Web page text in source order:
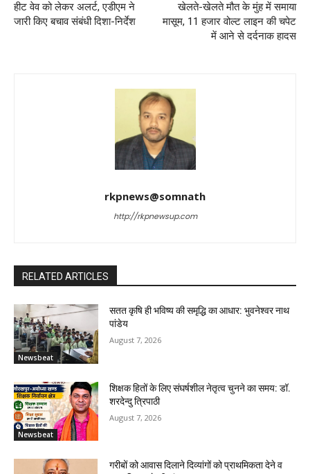
हीट वेव को लेकर अलर्ट, एडीएम ने
जारी किए बचाव संबंधी दिशा-निर्देश
खेलते-खेलते मौत के मुंह में समाया
मासूम, 11 हजार वोल्ट लाइन की चपेट
में आने से दर्दनाक हादस
rkpnews@somnath
http://rkpnewsup.com
RELATED ARTICLES
Newsbeat
सतत कृषि ही भविष्य की समृद्धि का आधार: भुवनेश्वर नाथ
पांडेय
August 7, 2026
Newsbeat
शिक्षक हितों के लिए संघर्षशील नेतृत्व चुनने का समय: डॉ.
शरदेन्दु त्रिपाठी
August 7, 2026
गरीबों को आवास दिलाने दिव्यांगों को प्राथमिकता देने व